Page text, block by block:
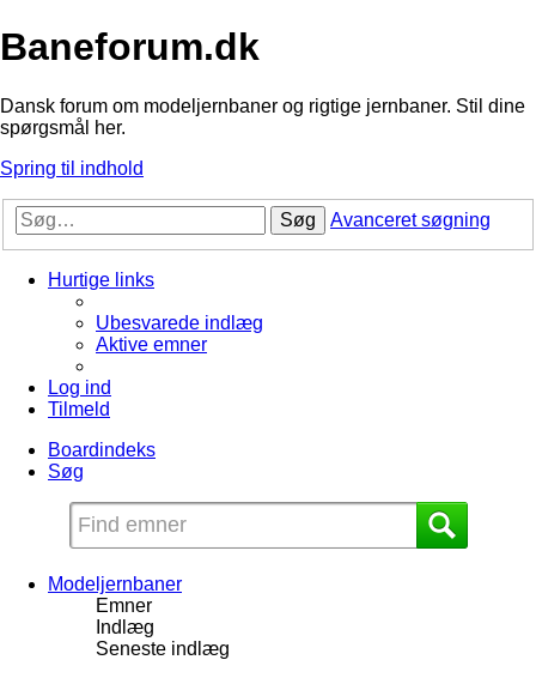
Baneforum.dk
Dansk forum om modeljernbaner og rigtige jernbaner. Stil dine
spørgsmål her.
Spring til indhold
Søg Avanceret søgning
Hurtige links
Ubesvarede indlæg
Aktive emner
Log ind
Tilmeld
Boardindeks
Søg
Modeljernbaner
Emner
Indlæg
Seneste indlæg